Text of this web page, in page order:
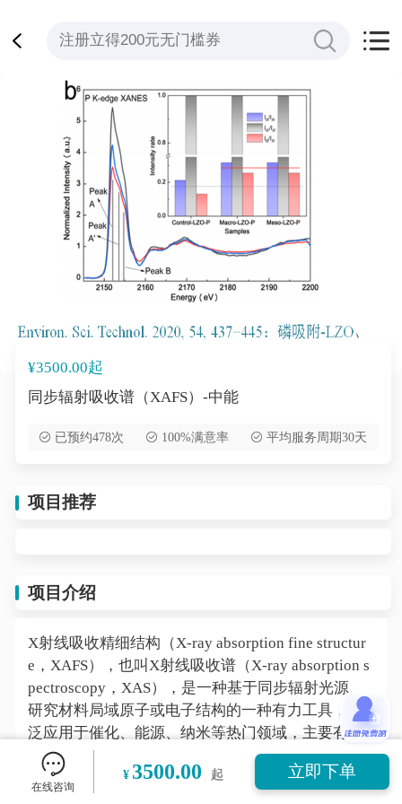
在线咨询
¥ 3500.00 起 立即下单
¥3500.00起
同步辐射吸收谱（XAFS）-中能
已预约478次 100%满意率 平均服务周期30天
项目推荐
项目介绍
X射线吸收精细结构（X-ray absorption fine structur
e，XAFS），也叫X射线吸收谱（X-ray absorption s
pectroscopy，XAS），是一种基于同步辐射光源、
研究材料局域原子或电子结构的一种有力工具，广
泛应用于催化、能源、纳米等热门领域，主要有以
下优点：
1.不依赖于长程有序结构，可用于非晶态材料的研